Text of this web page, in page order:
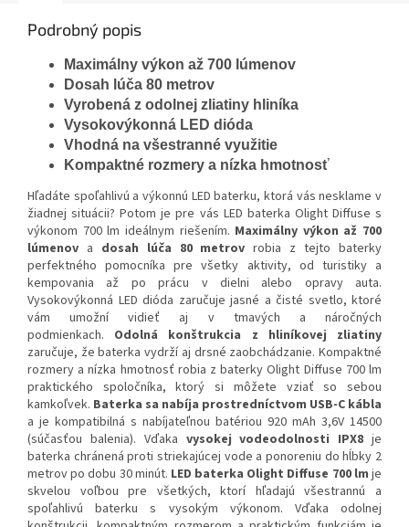
Podrobný popis
Maximálny výkon až 700 lúmenov
Dosah lúča 80 metrov
Vyrobená z odolnej zliatiny hliníka
Vysokovýkonná LED dióda
Vhodná na všestranné využitie
Kompaktné rozmery a nízka hmotnosť
Hľadáte spoľahlivú a výkonnú LED baterku, ktorá vás nesklame v
žiadnej situácii? Potom je pre vás LED baterka Olight Diffuse s
výkonom 700 lm ideálnym riešením. Maximálny výkon až 700
lúmenov a dosah lúča 80 metrov robia z tejto baterky
perfektného pomocníka pre všetky aktivity, od turistiky a
kempovania až po prácu v dielni alebo opravy auta.
Vysokovýkonná LED dióda zaručuje jasné a čisté svetlo, ktoré
vám umožní vidieť aj v tmavých a náročných
podmienkach. Odolná konštrukcia z hliníkovej zliatiny
zaručuje, že baterka vydrží aj drsné zaobchádzanie. Kompaktné
rozmery a nízka hmotnosť robia z baterky Olight Diffuse 700 lm
praktického spoločníka, ktorý si môžete vziať so sebou
kamkoľvek. Baterka sa nabíja prostredníctvom USB-C kábla
a je kompatibilná s nabíjateľnou batériou 920 mAh 3,6V 14500
(súčasťou balenia). Vďaka vysokej vodeodolnosti IPX8 je
baterka chránená proti striekajúcej vode a ponoreniu do hĺbky 2
metrov po dobu 30 minút. LED baterka Olight Diffuse 700 lm je
skvelou voľbou pre všetkých, ktorí hľadajú všestrannú a
spoľahlivú baterku s vysokým výkonom. Vďaka odolnej